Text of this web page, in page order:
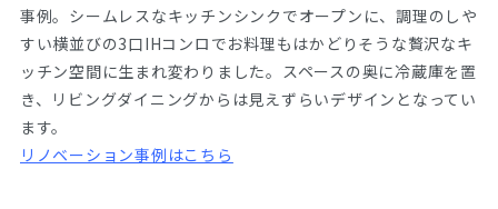
事例。シームレスなキッチンシンクでオープンに、調理のしや
すい横並びの3口IHコンロでお料理もはかどりそうな贅沢なキ
ッチン空間に生まれ変わりました。スペースの奥に冷蔵庫を置
き、リビングダイニングからは見えずらいデザインとなってい
ます。
リノベーション事例はこちら